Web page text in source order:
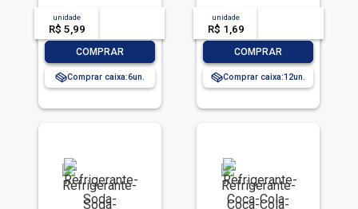
unidade
R$ 5,99
COMPRAR
Comprar caixa:6
unidade
R$ 1,69
COMPRAR
Comprar caixa:12